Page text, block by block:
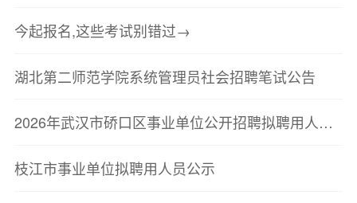
今起报名,这些考试别错过→
湖北第二师范学院系统管理员社会招聘笔试公告
2026年武汉市硚口区事业单位公开招聘拟聘用人员公示(第二批)
枝江市事业单位拟聘用人员公示